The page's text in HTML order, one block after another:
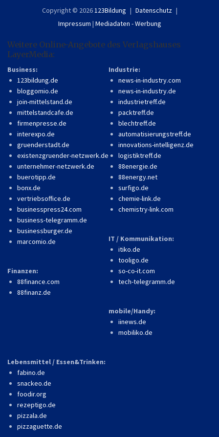
Copyright © 2026 123Bildung
Datenschutz
Impressum | Mediadaten - Werbung
Weitere Online-Angebote des Verlagshauses
LayerMedia:
Business:
123bildung.de
bloggomio.de
join-mittelstand.de
mittelstandcafe.de
firmenpresse.de
interexpo.de
gruenderstadt.de
existenzgruender-netzwerk.de
unternehmer-netzwerk.de
buerotipp.de
bonx.de
vertriebsoffice.de
businesspress24.com
business-telegramm.de
businessburger.de
marcomio.de
Finanzen:
88finance.com
88finanz.de
Industrie:
news-in-industry.com
news-in-industry.de
industrietreff.de
packtreff.de
blechtreff.de
automatisierungstreff.de
innovations-intelligenz.de
logistiktreff.de
88energie.de
88energy.net
surfigo.de
chemie-link.de
chemistry-link.com
IT / Kommunikation:
itiko.de
tooligo.de
so-co-it.com
tech-telegramm.de
mobile/Handy:
iinews.de
mobiliko.de
Lebensmittel / Essen&Trinken:
fabino.de
snackeo.de
foodir.org
rezeptigo.de
pizzala.de
pizzaguette.de